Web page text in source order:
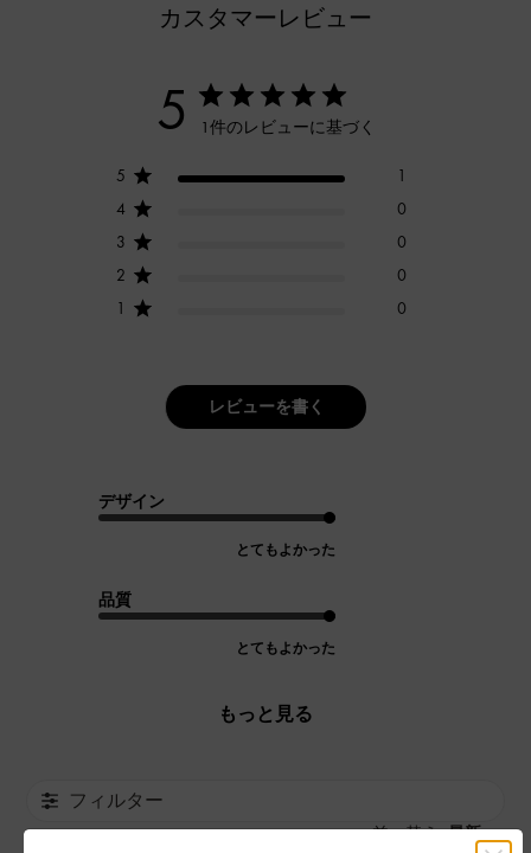
カスタマーレビュー
5 1件のレビューに基づく
5
1
4
0
3
0
2
0
1
0
レビューを書く
デザイン
とてもよかった
品質
とてもよかった
もっと見る
フィルター
並べ替え: 最新